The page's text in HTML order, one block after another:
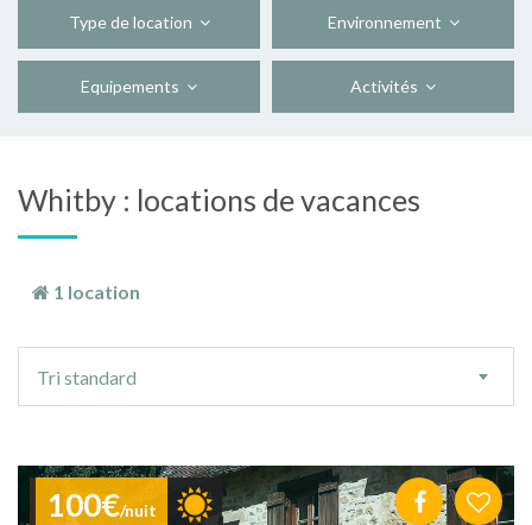
Type de location Environnement
Equipements Activités
Whitby : locations de vacances
1 location
tri
Tri standard
100€/nuit